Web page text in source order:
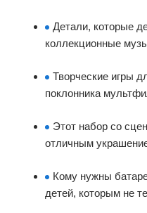
Детали, которые
коллекционные
Творческие игры
поклонника
Этот набор со
отличным
Кому нужны
детей, которым не